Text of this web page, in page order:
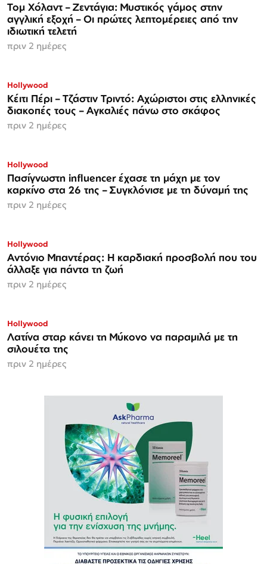
Τομ Χόλαντ – Ζεντάγια: Μυστικός γάμος στην
αγγλική εξοχή – Οι πρώτες λεπτομέρειες από την
ιδιωτική τελετή
πριν 2 ημέρες
Hollywood
Κέιτι Πέρι – Τζάστιν Τριντό: Αχώριστοι στις ελληνικές
διακοπές τους – Αγκαλιές πάνω στο σκάφος
πριν 2 ημέρες
Hollywood
Πασίγνωστη influencer έχασε τη μάχη με τον
καρκίνο στα 26 της – Συγκλόνισε με τη δύναμή της
πριν 2 ημέρες
Hollywood
Αντόνιο Μπαντέρας: Η καρδιακή προσβολή που του
άλλαξε για πάντα τη ζωή
πριν 2 ημέρες
Hollywood
Λατίνα σταρ κάνει τη Μύκονο να παραμιλά με τη
σιλουέτα της
πριν 2 ημέρες